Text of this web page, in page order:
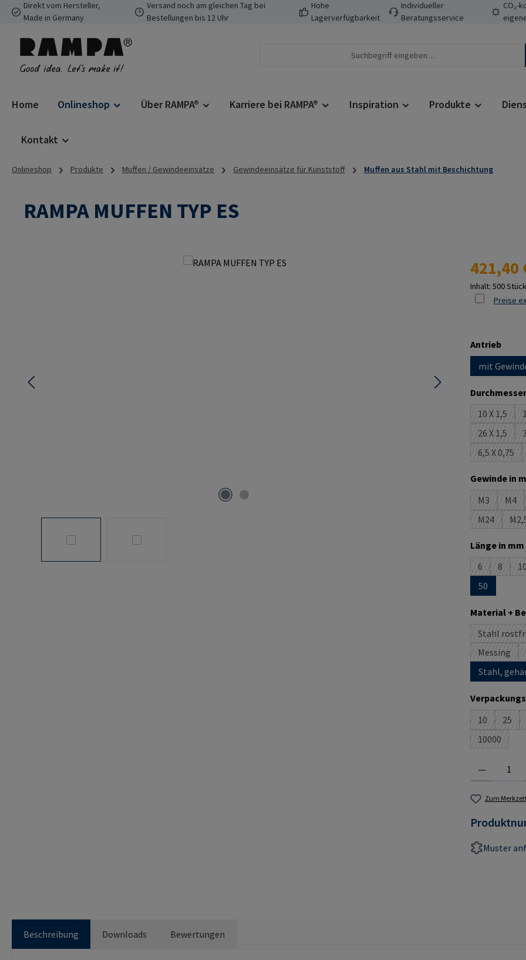
Hauptinhalt springen
Zur Suche springen
Zur Hauptnavigation springen
Direkt vom Hersteller,
Made in Germany
Versand noch am gleichen Tag bei
Bestellungen bis 12 Uhr
Hohe
Lagerverfügbarkeit
Individueller
Beratungsservice
CO₂-
Home Onlineshop Über RAMPA® Karriere bei RAMPA® Inspiration Produkte
Kontakt
Onlineshop Produkte Muffen / Gewindeeinsätze Gewindeeinsätze für Kunststoff Muffen aus Stahl mit Beschichtung
RAMPA MUFFEN TYP ES
Regulärer
421,40
Inhalt: 500 Stück
Preise
Antrieb
mit
10 X 1,5
(Diese
26 X 1,5
(Diese
6,5 X 0,75
(Diese
Gewinde in
M3
(Diese
M4
M24
(Diese
Länge in mm
6
(Diese
8
(Diese
10
50
Material +
Stahl
Messing
(Diese
Stahl,
10
(Diese
25
10000
(Diese
Zum
Muster
Beschreibung Downloads Bewertungen